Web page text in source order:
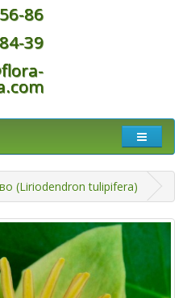
86
39
(Liriodendron tulipifera)